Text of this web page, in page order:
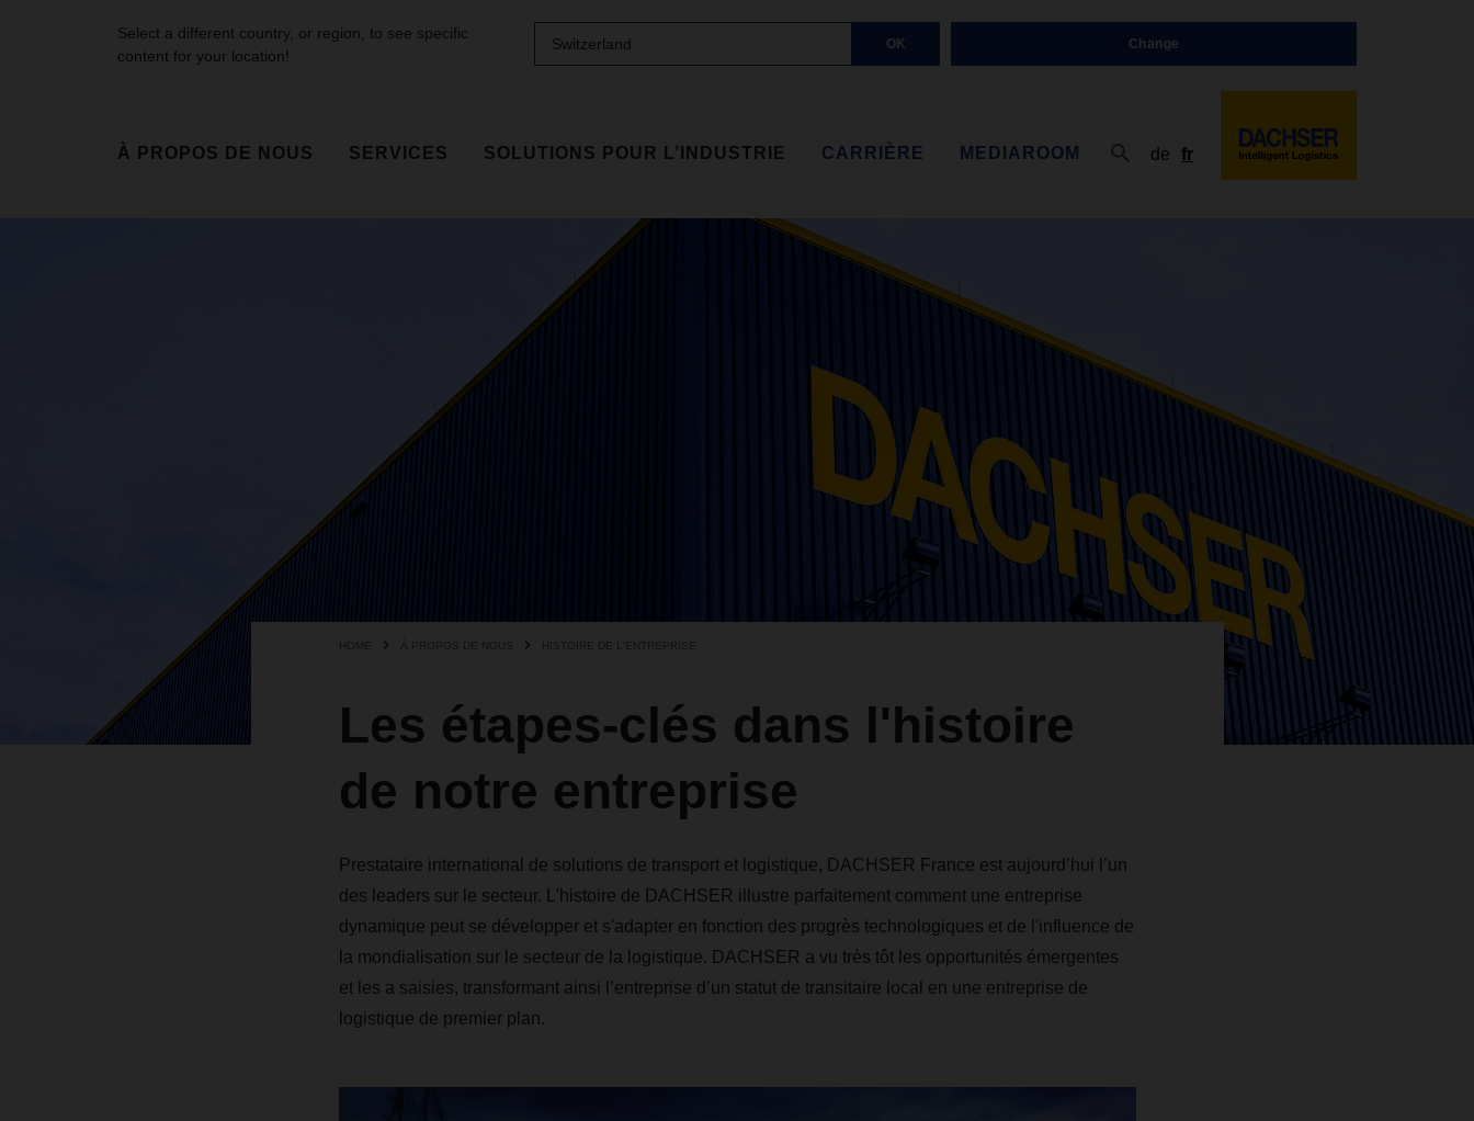
Select a different country, or region, to see specific
content for your location!
Switzerland OK Change
À PROPOS DE NOUS SERVICES SOLUTIONS POUR L’INDUSTRIE CARRIÈRE MEDIAROOM de fr
HOME À PROPOS DE NOUS HISTOIRE DE L'ENTREPRISE
Les étapes-clés dans l'histoire
de notre entreprise
Prestataire international de solutions de transport et logistique, DACHSER France est aujourd’hui l’un
des leaders sur le secteur. L'histoire de DACHSER illustre parfaitement comment une entreprise
dynamique peut se développer et s'adapter en fonction des progrès technologiques et de l'influence de
la mondialisation sur le secteur de la logistique. DACHSER a vu très tôt les opportunités émergentes
et les a saisies, transformant ainsi l’entreprise d’un statut de transitaire local en une entreprise de
logistique de premier plan.